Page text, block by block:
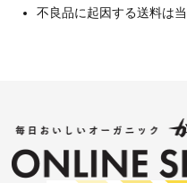
不良品に起因する送料は